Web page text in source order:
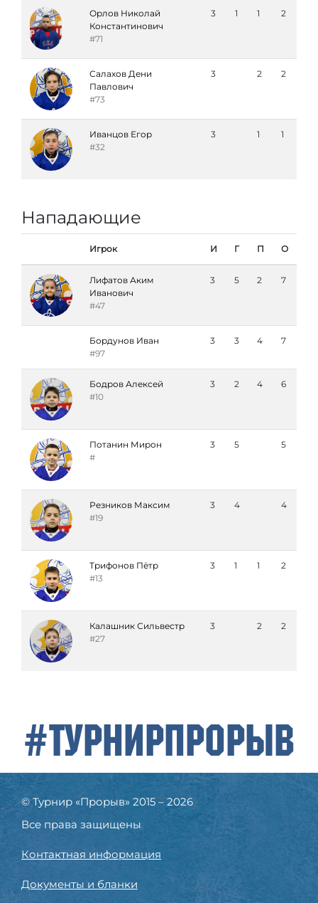
Орлов Николай
Константинович
#71
3 1 1 2
Салахов Дени
Павлович
#73
3 2 2
Иванцов Егор
#32
3 1 1
Нападающие
Игрок И Г П О
Лифатов Аким
Иванович
#47
3 5 2 7
Бордунов Иван
#97
3 3 4 7
Бодров Алексей
#10
3 2 4 6
Потанин Мирон
#
3 5 5
Резников Максим
#19
3 4 4
Трифонов Пётр
#13
3 1 1 2
Калашник Сильвестр
#27
3 2 2
#ТурнирПрорыв
© Турнир «Прорыв» 2015 – 2026
Все права защищены
Контактная информация
Документы и бланки